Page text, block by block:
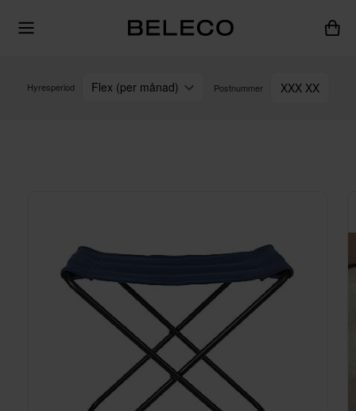
Hyresperiod Flex (per månad) Postnummer XXX XX